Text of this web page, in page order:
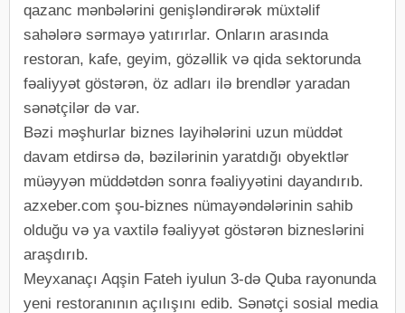
qazanc mənbələrini genişləndirərək müxtəlif
sahələrə sərmayə yatırırlar. Onların arasında
restoran, kafe, geyim, gözəllik və qida sektorunda
fəaliyyət göstərən, öz adları ilə brendlər yaradan
sənətçilər də var.
Bəzi məşhurlar biznes layihələrini uzun müddət
davam etdirsə də, bəzilərinin yaratdığı obyektlər
müəyyən müddətdən sonra fəaliyyətini dayandırıb.
azxeber.com şou-biznes nümayəndələrinin sahib
olduğu və ya vaxtilə fəaliyyət göstərən bizneslərini
araşdırıb.
Meyxanaçı Aqşin Fateh iyulun 3-də Quba rayonunda
yeni restoranının açılışını edib. Sənətçi sosial media